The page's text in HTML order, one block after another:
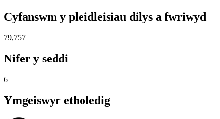
Cyfanswm y pleidleisiau dilys a fwriwyd
79,757
Nifer y seddi
6
Ymgeiswyr etholedig